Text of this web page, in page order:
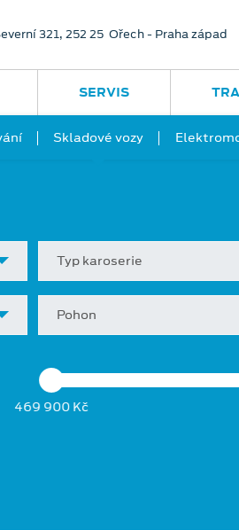
321, 252 25 Ořech - Praha západ
Skladové vozy
SERVIS
Typ karoserie
Pohon
469 900 Kč